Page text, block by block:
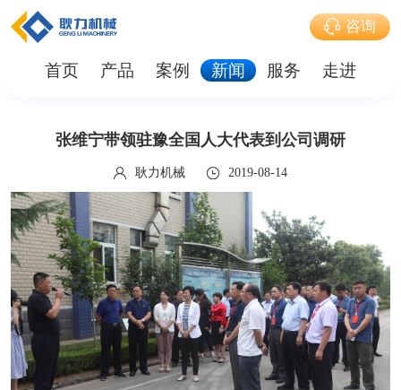
咨询
首页 产品 案例 新闻 服务 走进
张维宁带领驻豫全国人大代表到公司调研
耿力机械 2019-08-14